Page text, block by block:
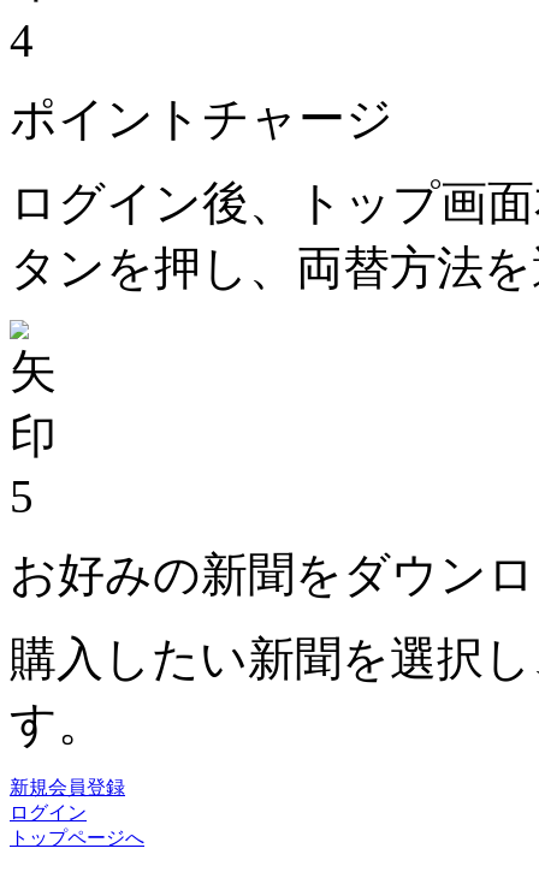
4
ポイントチャージ
ログイン後、トップ画
タンを押し、両替方法
5
お好みの新聞をダウン
購入したい新聞を選択
す。
新規会員登録
ログイン
トップページへ